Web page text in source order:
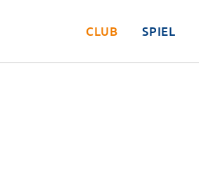
CLUB SPIEL